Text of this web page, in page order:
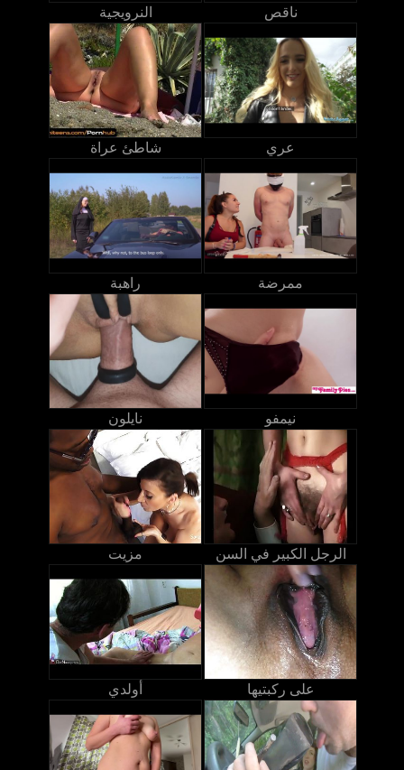
النرويجية ناقص
شاطئ عراة عري
راهبة ممرضة
نايلون نيمفو
مزيت الرجل الكبير في السن
أولدي على ركبتيها